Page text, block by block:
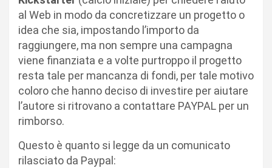
al Web in modo da concretizzare un progetto o
idea che sia, impostando l’importo da
raggiungere, ma non sempre una campagna
viene finanziata e a volte purtroppo il progetto
resta tale per mancanza di fondi, per tale motivo
coloro che hanno deciso di investire per aiutare
l’autore si ritrovano a contattare PAYPAL per un
rimborso.
Questo è quanto si legge da un comunicato
rilasciato da Paypal: